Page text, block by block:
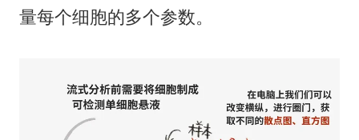
量每个细胞的多个参数。